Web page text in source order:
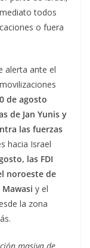
todos
o fuera
alerta ante el
de agosto
de Jan Yunis y
las fuerzas
hacia Israel
las FDI
noroeste de
y el
la zona